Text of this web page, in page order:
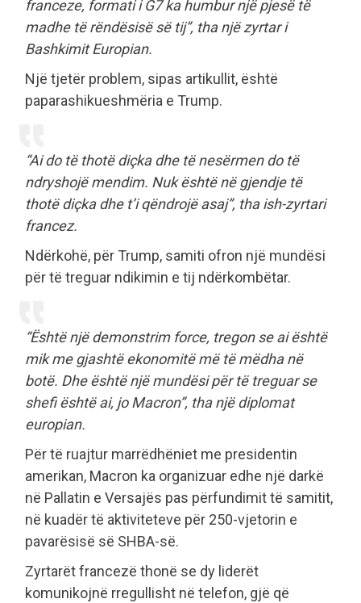
franceze, formati i G7 ka humbur një pjesë të
madhe të rëndësisë së tij”, tha një zyrtar i
Bashkimit Europian.
Një tjetër problem, sipas artikullit, është
paparashikueshmëria e Trump.
“Ai do të thotë diçka dhe të nesërmen do të
ndryshojë mendim. Nuk është në gjendje të
thotë diçka dhe t’i qëndrojë asaj”, tha ish-zyrtari
francez.
Ndërkohë, për Trump, samiti ofron një mundësi
për të treguar ndikimin e tij ndërkombëtar.
“Është një demonstrim force, tregon se ai është
mik me gjashtë ekonomitë më të mëdha në
botë. Dhe është një mundësi për të treguar se
shefi është ai, jo Macron”, tha një diplomat
europian.
Për të ruajtur marrëdhëniet me presidentin
amerikan, Macron ka organizuar edhe një darkë
në Pallatin e Versajës pas përfundimit të samitit,
në kuadër të aktiviteteve për 250-vjetorin e
pavarësisë së SHBA-së.
Zyrtarët francezë thonë se dy liderët
komunikojnë rregullisht në telefon, gjë që